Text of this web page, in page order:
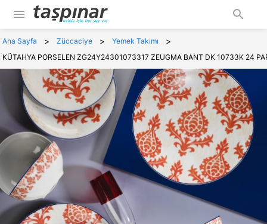
menu search
Ana Sayfa > Züccaciye > Yemek Takımı >
KÜTAHYA PORSELEN ZG24Y24301073317 ZEUGMA BANT DK 10733K 24